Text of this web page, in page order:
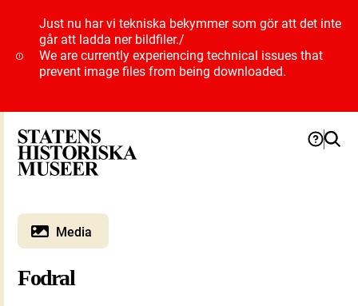
Just nu har vi tekniska bekymmer som gör att det inte
går att ladda ner bildfiler./
We are currently experiencing technical issues that
prevent image files from being downloaded.
Media
Fodral